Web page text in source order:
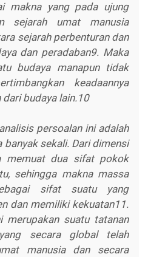
makna yang pada ujung
sejarah umat manusia
sejarah perbenturan dan
dan peradaban9. Maka
budaya manapun tidak
keadaannya
budaya lain.10
persoalan ini adalah
banyak sekali. Dari dimensi
memuat dua sifat pokok
sehingga makna massa
sifat suatu yang
dan memiliki kekuatan11.
merupakan suatu tatanan
secara global telah
manusia dan secara